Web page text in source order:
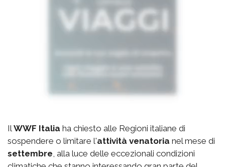
Il WWF Italia ha chiesto alle Regioni italiane di
sospendere o limitare l'attività venatoria nel mese di
settembre , alla luce delle eccezionali condizioni